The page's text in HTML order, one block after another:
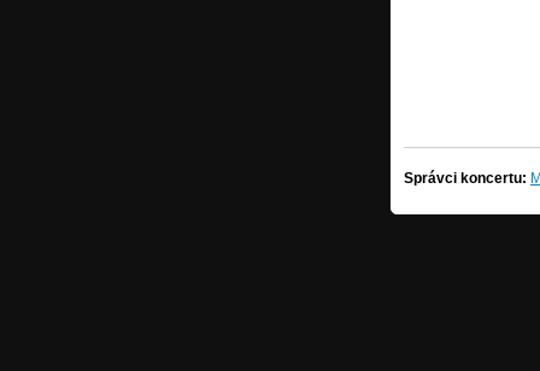
Správci koncertu: